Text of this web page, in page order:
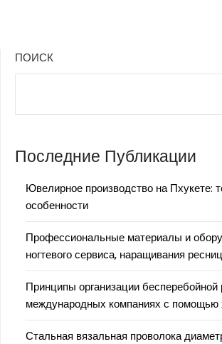
ПОИСК
Последние Публикации
Ювелирное производство на Пхукете:
особенности
Профессиональные материалы и
ногтевого сервиса, наращивания
Принципы организации
международных компаниях с помощью
Стальная вязальная проволока